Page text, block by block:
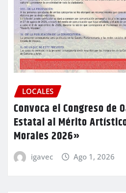
LOCALES
Convoca el Congreso de
Estatal al Mérito
Morales 2026»
igavec Ago 1, 2026